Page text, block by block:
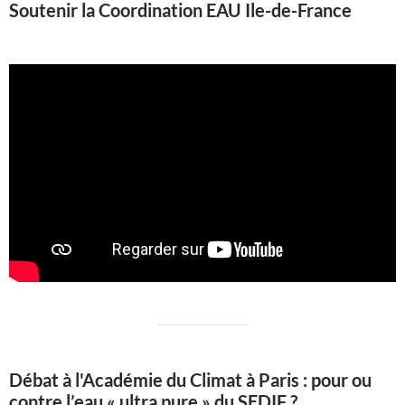
Soutenir la Coordination EAU Ile-de-France
Débat à l'Académie du Climat à Paris : pour ou